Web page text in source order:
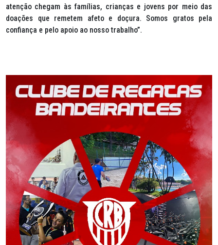
atenção chegam às famílias, crianças e jovens por meio das
doações que remetem afeto e doçura. Somos gratos pela
confiança e pelo apoio ao nosso trabalho”.